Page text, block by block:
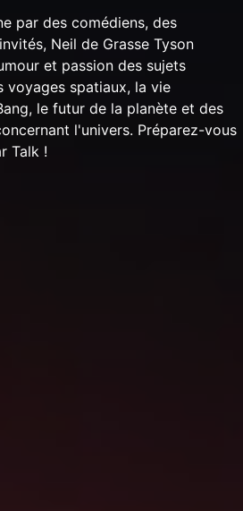
par des comédiens, des
Neil de Grasse Tyson
et passion des sujets
voyages spatiaux, la vie
le futur de la planète et des
l'univers. Préparez-vous
Talk !